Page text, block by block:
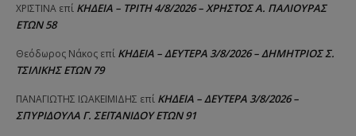
ΧΡΙΣΤΙΝΑ επί ΚΗΔΕΙΑ – ΤΡΙΤΗ 4/8/2026 – ΧΡΗΣΤΟΣ Α. ΠΑΛΙΟΥΡΑΣ
ΕΤΩΝ 58
Θεόδωρος Νάκος επί ΚΗΔΕΙΑ – ΔΕΥΤΕΡΑ 3/8/2026 – ΔΗΜΗΤΡΙΟΣ Σ.
ΤΣΙΛΙΚΗΣ ΕΤΩΝ 79
ΠΑΝΑΓΙΩΤΗΣ IΩΑΚΕΙΜΙΔΗΣ επί ΚΗΔΕΙΑ – ΔΕΥΤΕΡΑ 3/8/2026 –
ΣΠΥΡΙΔΟΥΛΑ Γ. ΣΕΪΤΑΝΙΔΟΥ ΕΤΩΝ 91